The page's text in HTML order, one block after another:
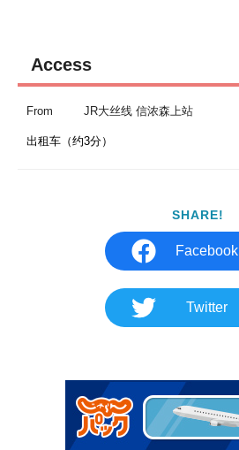
Access
From JR大丝线 信浓森上站
出租车（约3分）
SHARE!
Facebook
Twitter